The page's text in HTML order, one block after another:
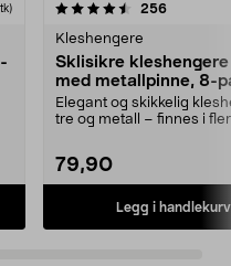
256
Kleshengere
Sklisikre
med metallpinne, 8-
Elegant og skikkelig
tre og metall – finnes i
79,90
Legg i handlekurv
4.5av 5 stjerner